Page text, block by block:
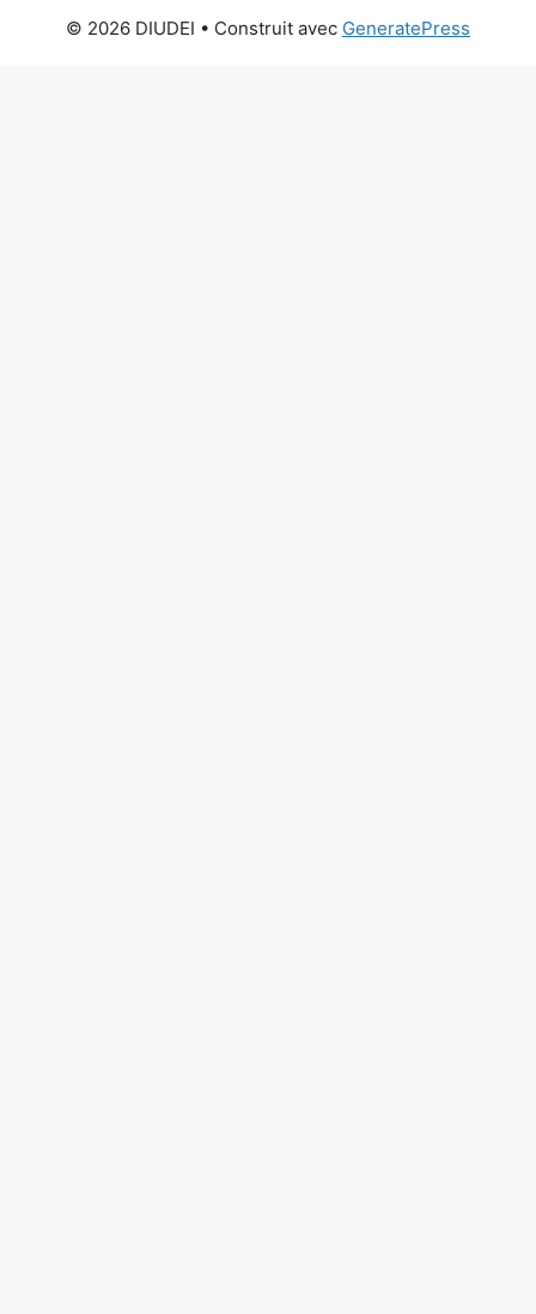
© 2026 DIUDEI • Construit avec GeneratePress